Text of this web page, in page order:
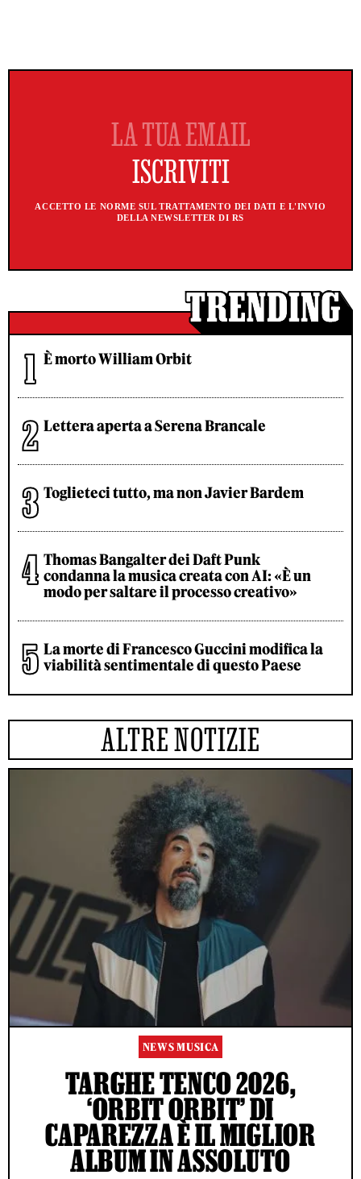
ACCETTO LE NORME SUL TRATTAMENTO DEI DATI E L'INVIO
DELLA NEWSLETTER DI RS
È morto William Orbit
Lettera aperta a Serena Brancale
Toglieteci tutto, ma non Javier Bardem
Thomas Bangalter dei Daft Punk
condanna la musica creata con AI: «È un
modo per saltare il processo creativo»
La morte di Francesco Guccini modifica la
viabilità sentimentale di questo Paese
ALTRE NOTIZIE
NEWS MUSICA
TARGHE TENCO 2026,
‘ORBIT ORBIT’ DI
CAPAREZZA È IL MIGLIOR
ALBUM IN ASSOLUTO